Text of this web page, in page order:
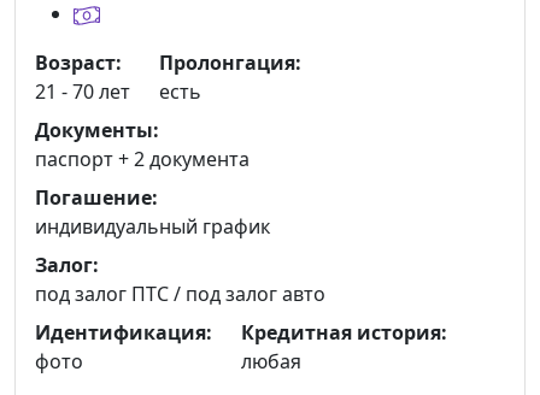
Возраст:
21 - 70 лет
Пролонгация:
есть
Документы:
паспорт +2 документа
Погашение:
индивидуальный график
Залог:
под залог ПТС / под залог авто
Идентификация:
фото
Кредитная история:
любая